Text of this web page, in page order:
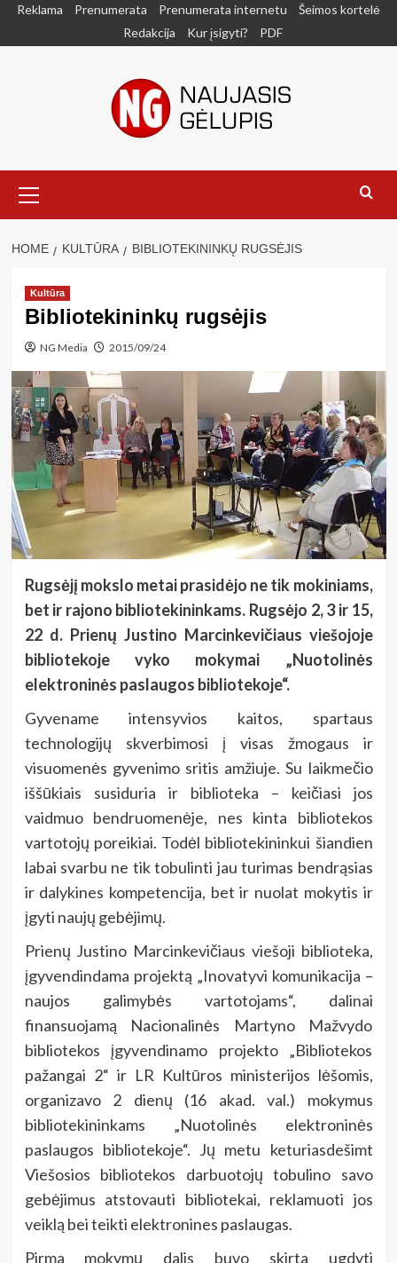
SkipReklama Prenumerata Prenumerata internetu
Šeimos kortelė
Redakcija
Kur įsigyti? PDF
Menu
HOME KULTŪRA BIBLIOTEKININKŲ RUGSĖJIS
Kultūra
Bibliotekininkų rugsėjis
NG Media 2015/09/24
Rugsėjį mokslo metai prasidėjo ne tik mokiniams,
bet ir rajono bibliotekininkams. Rugsėjo 2, 3 ir 15,
22 d. Prienų Justino Marcinkevičiaus viešojoje
bibliotekoje vyko mokymai „Nuotolinės
elektroninės paslaugos bibliotekoje“.
Gyvename intensyvios kaitos, spartaus
technologijų skverbimosi į visas žmogaus ir
visuomenės gyvenimo sritis amžiuje. Su laikmečio
iššūkiais susiduria ir biblioteka – keičiasi jos
vaidmuo bendruomenėje, nes kinta bibliotekos
vartotojų poreikiai. Todėl bibliotekininkui šiandien
labai svarbu ne tik tobulinti jau turimas bendrąsias
ir dalykines kompetencija, bet ir nuolat mokytis ir
įgyti naujų gebėjimų.
Prienų Justino Marcinkevičiaus viešoji biblioteka,
įgyvendindama projektą „Inovatyvi komunikacija –
naujos galimybės vartotojams“, dalinai
finansuojamą Nacionalinės Martyno Mažvydo
bibliotekos įgyvendinamo projekto „Bibliotekos
pažangai 2“ ir LR Kultūros ministerijos lėšomis,
organizavo 2 dienų (16 akad. val.) mokymus
bibliotekininkams „Nuotolinės elektroninės
paslaugos bibliotekoje“. Jų metu keturiasdešimt
Viešosios bibliotekos darbuotojų tobulino savo
gebėjimus atstovauti bibliotekai, reklamuoti jos
veiklą bei teikti elektronines paslaugas.
Pirma mokymų dalis buvo skirta ugdyti